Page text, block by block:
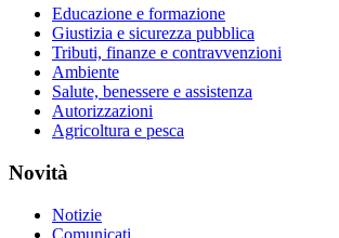
Educazione e formazione
Giustizia e sicurezza pubblica
Tributi, finanze e contravvenzioni
Ambiente
Salute, benessere e assistenza
Autorizzazioni
Agricoltura e pesca
Novità
Notizie
Comunicati